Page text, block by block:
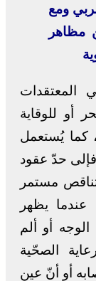
ومع
مظاهر
المعتقدات
أو للوقاية
كما يُستعمل
حدّ عقود
مستمر
عندما يظهر
أو ألم
الصحّية
أو أنّ عين